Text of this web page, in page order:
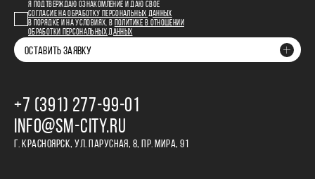
Я ПОДТВЕРЖДАЮ ОЗНАКОМЛЕНИЕ И ДАЮ СВОЕ
СОГЛАСИЕ НА ОБРАБОТКУ ПЕРСОНАЛЬНЫХ ДАННЫХ
В ПОРЯДКЕ И НА УСЛОВИЯХ, В
ПОЛИТИКЕ В ОТНОШЕНИИ
ОБРАБОТКИ ПЕРСОНАЛЬНЫХ ДАННЫХ
ОСТАВИТЬ ЗАЯВКУ
+7 (391) 277‒99‒01
INFO@SM-CITY.RU
Г. КРАСНОЯРСК, УЛ. ПАРУСНАЯ, 8, ПР. МИРА, 91